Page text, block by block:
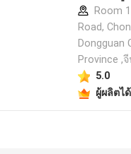
Room
Road,
Dongguan
Province ,
5.0
ผู้ผลิตไ